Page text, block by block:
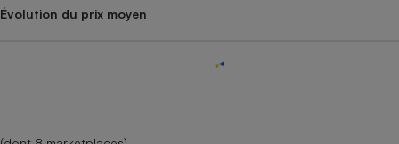
Évolution du prix moyen